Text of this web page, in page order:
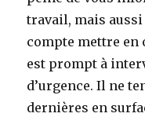
travail, mais
compte mettre
est prompt à
d’urgence. Il ne
dernières en